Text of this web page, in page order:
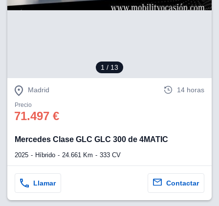
1 / 13
Madrid 14 horas
Precio
71.497 €
Mercedes Clase GLC GLC 300 de 4MATIC
2025 Híbrido 24.661 Km 333 CV
Llamar Contactar